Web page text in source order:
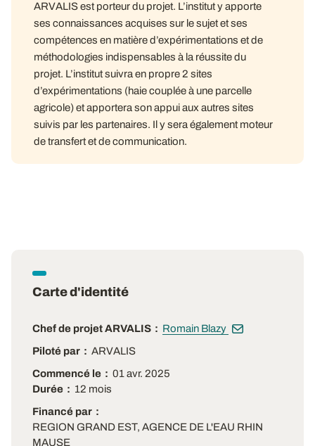
ARVALIS est porteur du projet. L’institut y apporte
ses connaissances acquises sur le sujet et ses
compétences en matière d’expérimentations et de
méthodologies indispensables à la réussite du
projet. L’institut suivra en propre 2 sites
d’expérimentations (haie couplée à une parcelle
agricole) et apportera son appui aux autres sites
suivis par les partenaires. Il y sera également moteur
de transfert et de communication.
Carte d'identité
Chef de projet ARVALIS
Romain Blazy
Piloté par
ARVALIS
Commencé le
01 avr. 2025
Durée
12 mois
Financé par
REGION GRAND EST, AGENCE DE L'EAU RHIN
MAUSE